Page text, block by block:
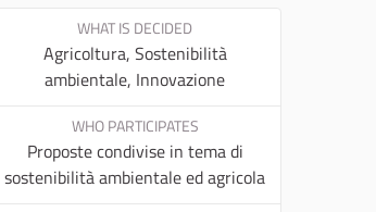
WHAT IS DECIDED
Agricoltura, Sostenibilità
ambientale, Innovazione
WHO PARTICIPATES
Proposte condivise in tema di
sostenibilità ambientale ed agricola